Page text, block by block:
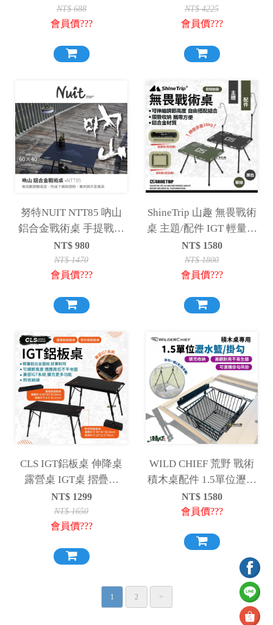
營
NT$688
會員價???
桌
NT$4225
會員價???
努特NUIT NTT85 吶山
鋁合金戰術桌 手提戰術
桌 戶外戰術桌 輕量戰術
桌版 戰術桌
NT$ 980
NT$1470
會員價???
ShineTrip 山趣 無畏戰術
桌 主題/配件 IGT 輕量桌
輕量化 折疊桌 IGT桌
NT$ 1580
NT$1800
會員價???
CLS IGT鋁板桌 伸降桌
露營桌 IGT桌 摺疊桌
IGT組合桌
NT$ 1299
NT$1650
會員價???
WILD CHIEF 荒野 戰術
積木桌配件 1.5單位瀝水
籃 / 掛勾 組合桌 拼接桌
輕量桌
NT$ 1580
會員價???
1 2 >